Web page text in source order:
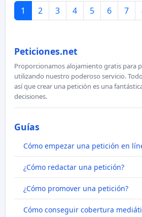
1 2 3 4 5 6 7
Peticiones.net
Proporcionamos alojamiento gratis para
utilizando nuestro poderoso servicio.
así que crear una petición es una
decisiones.
Guías
Cómo empezar una petición en
¿Cómo redactar una petición?
¿Cómo promover una petición?
Cómo conseguir cobertura